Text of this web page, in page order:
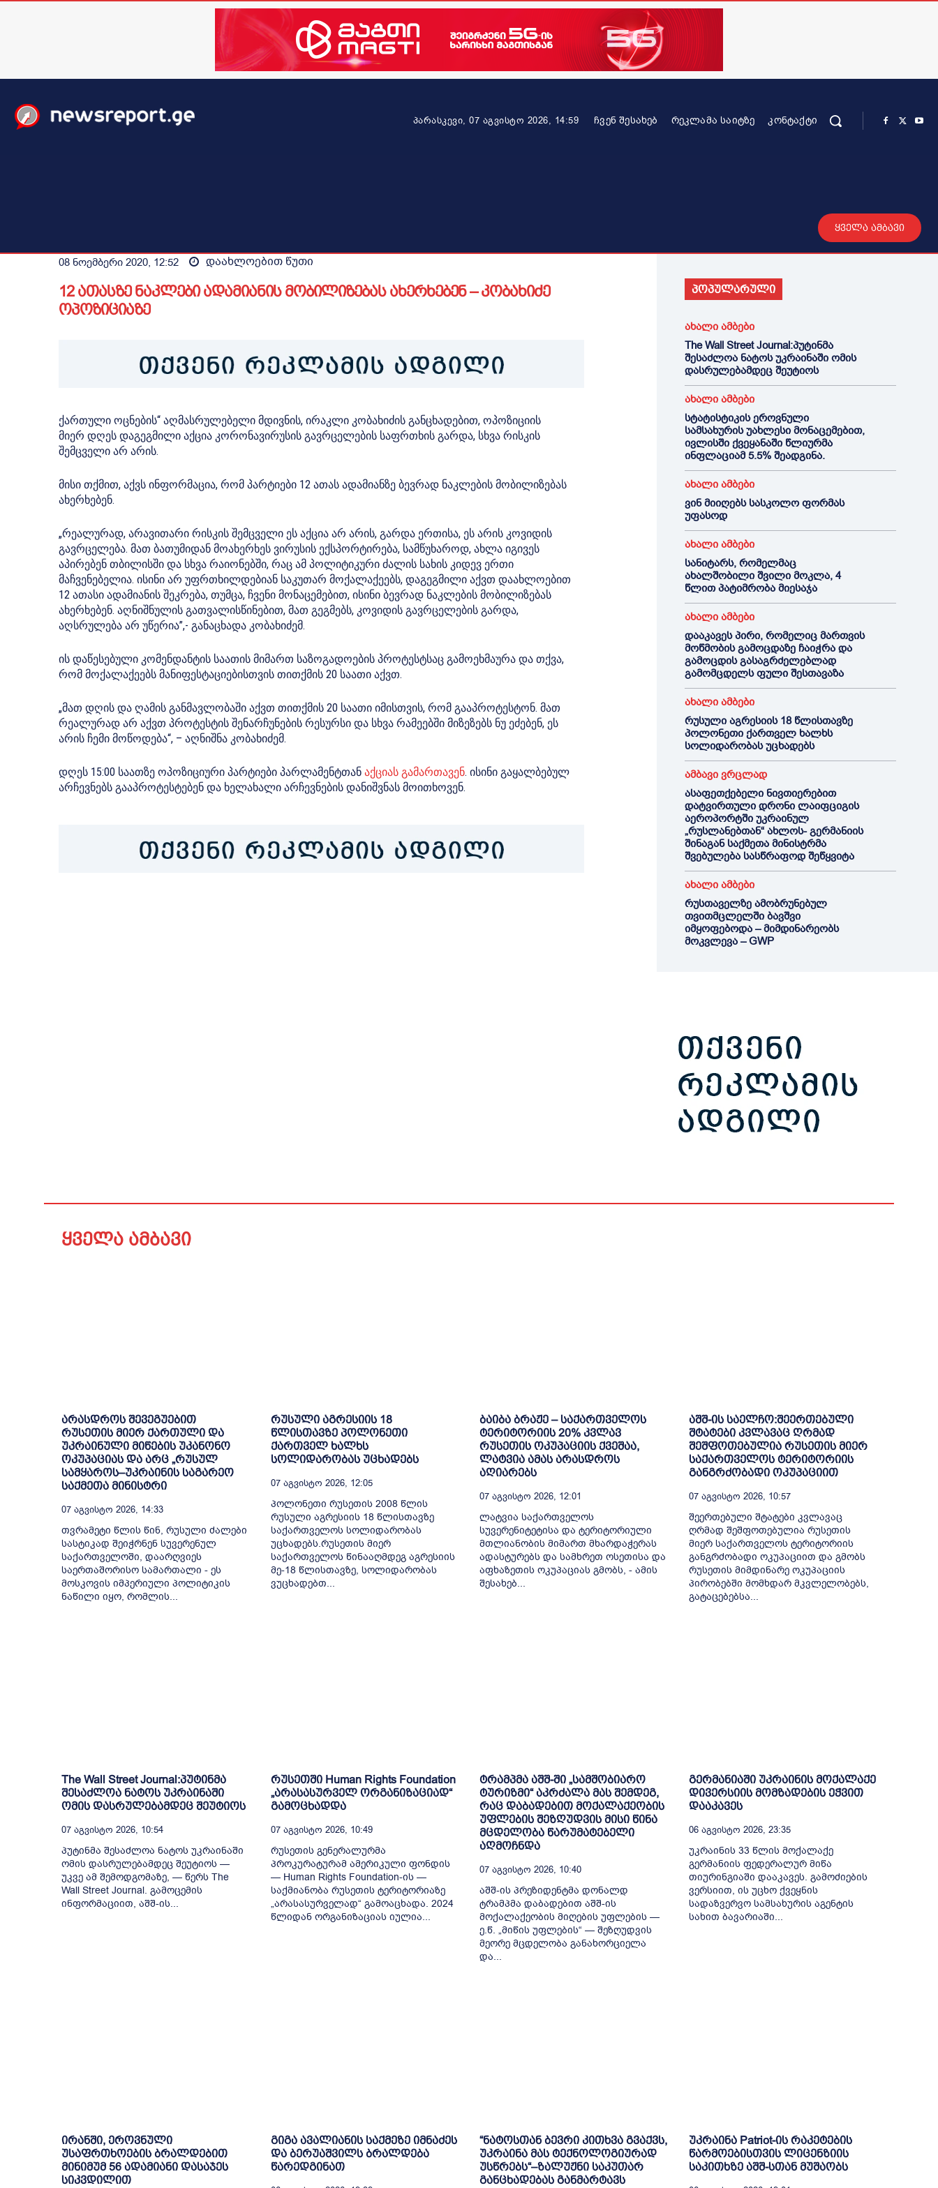
პარასკევი, 07 აგვისტო 2026, 14:59 ᲩᲕᲔᲜ ᲨᲔᲡᲐᲮᲔᲑ ᲠᲔᲙᲚᲐᲛᲐ ᲡᲐᲘᲢᲖᲔ ᲙᲝᲜᲢᲐᲥᲢᲘ
ყველა ამბავი
08 ნოემბერი 2020, 12:52 დაახლოებით წუთი
12 ათასზე ნაკლები ადამიანის მობილიზებას ახერხებენ – კობახიძე
ოპოზიციაზე
ქართული ოცნების“ აღმასრულებელი მდივნის, ირაკლი კობახიძის განცხადებით, ოპოზიციის
მიერ დღეს დაგეგმილი აქცია კორონავირუსის გავრცელების საფრთხის გარდა, სხვა რისკის
შემცველი არ არის.
მისი თქმით, აქვს ინფორმაცია, რომ პარტიები 12 ათას ადამიანზე ბევრად ნაკლების მობილიზებას
ახერხებენ.
„რეალურად, არავითარი რისკის შემცველი ეს აქცია არ არის, გარდა ერთისა, ეს არის კოვიდის
გავრცელება. მათ ბათუმიდან მოახერხეს ვირუსის ექსპორტირება, სამწუხაროდ, ახლა იგივეს
აპირებენ თბილისში და სხვა რაიონებში, რაც ამ პოლიტიკური ძალის სახის კიდევ ერთი
მაჩვენებელია. ისინი არ უფრთხილდებიან საკუთარ მოქალაქეებს, დაგეგმილი აქვთ დაახლოებით
12 ათასი ადამიანის შეკრება, თუმცა, ჩვენი მონაცემებით, ისინი ბევრად ნაკლების მობილიზებას
ახერხებენ. აღნიშნულის გათვალისწინებით, მათ გეგმებს, კოვიდის გავრცელების გარდა,
აღსრულება არ უწერია”,- განაცხადა კობახიძემ.
ის დაწესებული კომენდანტის საათის მიმართ საზოგადოების პროტესტსაც გამოეხმაურა და თქვა,
რომ მოქალაქეებს მანიფესტაციებისთვის თითქმის 20 საათი აქვთ.
„მათ დღის და ღამის განმავლობაში აქვთ თითქმის 20 საათი იმისთვის, რომ გააპროტესტონ. მათ
რეალურად არ აქვთ პროტესტის შენარჩუნების რესურსი და სხვა რამეებში მიზეზებს ნუ ეძებენ, ეს
არის ჩემი მოწოდება“, – აღნიშნა კობახიძემ.
დღეს 15:00 საათზე ოპოზიციური პარტიები პარლამენტთან აქციას გამართავენ. ისინი გაყალბებულ
არჩევნებს გააპროტესტებენ და ხელახალი არჩევნების დანიშვნას მოითხოვენ.
პოპულარული
ახალი ამბები
The Wall Street Journal:პუტინმა
შესაძლოა ნატოს უკრაინაში ომის
დასრულებამდეც შეუტიოს
ახალი ამბები
სტატისტიკის ეროვნული
სამსახურის უახლესი მონაცემებით,
ივლისში ქვეყანაში წლიურმა
ინფლაციამ 5.5% შეადგინა.
ახალი ამბები
ვინ მიიღებს სასკოლო ფორმას
უფასოდ
ახალი ამბები
სანიტარს, რომელმაც
ახალშობილი შვილი მოკლა, 4
წლით პატიმრობა მიესაჯა
ახალი ამბები
დააკავეს პირი, რომელიც მართვის
მოწმობის გამოცდაზე ჩაიჭრა და
გამოცდის გასაგრძელებლად
გამომცდელს ფული შესთავაზა
ახალი ამბები
რუსული აგრესიის 18 წლისთავზე
პოლონეთი ქართველ ხალხს
სოლიდარობას უცხადებს
ამბავი ვრცლად
ასაფეთქებელი ნივთიერებით
დატვირთული დრონი ლაიფციგის
აეროპორტში უკრაინულ
„რუსლანებთან“ ახლოს- გერმანიის
შინაგან საქმეთა მინისტრმა
შვებულება სასწრაფოდ შეწყვიტა
ახალი ამბები
რუსთაველზე ამობრუნებულ
თვითმცლელში ბავშვი
იმყოფებოდა – მიმდინარეობს
მოკვლევა – GWP
ყველა ამბავი
არასდროს შევეგუებით
რუსეთის მიერ ქართული და
უკრაინული მიწების უკანონო
ოკუპაციას და არც „რუსულ
სამყაროს–უკრაინის საგარეო
საქმეთა მინისტრი
07 Აგვისტო 2026, 14:33
თვრამეტი წლის წინ, რუსული ძალები
სასტიკად შეიჭრნენ სუვერენულ
საქართველოში, დაარღვიეს
საერთაშორისო სამართალი - ეს
მოსკოვის იმპერიული პოლიტიკის
ნაწილი იყო, რომლის...
რუსული აგრესიის 18
წლისთავზე პოლონეთი
ქართველ ხალხს
სოლიდარობას უცხადებს
07 Აგვისტო 2026, 12:05
პოლონეთი რუსეთის 2008 წლის
რუსული აგრესიის 18 წლისთავზე
საქართველოს სოლიდარობას
უცხადებს.რუსეთის მიერ
საქართველოს წინააღმდეგ აგრესიის
მე-18 წლისთავზე, სოლიდარობას
ვუცხადებთ...
ბაიბა ბრაჟე – საქართველოს
ტერიტორიის 20% კვლავ
რუსეთის ოკუპაციის ქვეშაა,
ლატვია ამას არასდროს
აღიარებს
07 Აგვისტო 2026, 12:01
ლატვია საქართველოს
სუვერენიტეტისა და ტერიტორიული
მთლიანობის მიმართ მხარდაჭერას
ადასტურებს და სამხრეთ ოსეთისა და
აფხაზეთის ოკუპაციას გმობს, - ამის
შესახებ...
აშშ-ის საელჩო:შეერთებული
შტატები კვლავაც ღრმად
შეშფოთებულია რუსეთის მიერ
საქართველოს ტერიტორიის
განგრძობადი ოკუპაციით
07 Აგვისტო 2026, 10:57
შეერთებული შტატები კვლავაც
ღრმად შეშფოთებულია რუსეთის
მიერ საქართველოს ტერიტორიის
განგრძობადი ოკუპაციით და გმობს
რუსეთის მიმდინარე ოკუპაციის
პირობებში მომხდარ მკვლელობებს,
გატაცებებსა...
The Wall Street Journal:პუტინმა
შესაძლოა ნატოს უკრაინაში
ომის დასრულებამდეც შეუტიოს
07 Აგვისტო 2026, 10:54
პუტინმა შესაძლოა ნატოს უკრაინაში
ომის დასრულებამდეც შეუტიოს —
უკვე ამ შემოდგომაზე, — წერს The
Wall Street Journal. გამოცემის
ინფორმაციით, აშშ-ის...
რუსეთში Human Rights Foundation
„არასასურველ ორგანიზაციად“
გამოცხადდა
07 Აგვისტო 2026, 10:49
რუსეთის გენერალურმა
პროკურატურამ ამერიკული ფონდის
— Human Rights Foundation-ის —
საქმიანობა რუსეთის ტერიტორიაზე
„არასასურველად“ გამოაცხადა. 2024
წლიდან ორგანიზაციას იულია...
ტრამპმა აშშ-ში „სამშობიარო
ტურიზმი“ აკრძალა მას შემდეგ,
რაც დაბადებით მოქალაქეობის
უფლების შეზღუდვის მისი წინა
მცდელობა წარუმატებელი
აღმოჩნდა
07 Აგვისტო 2026, 10:40
აშშ-ის პრეზიდენტმა დონალდ
ტრამპმა დაბადებით აშშ-ის
მოქალაქეობის მიღების უფლების —
ე.წ. „მიწის უფლების“ — შეზღუდვის
მეორე მცდელობა განახორციელა
და...
გერმანიაში უკრაინის მოქალაქე
დივერსიის მომზადების ეჭვით
დააკავეს
06 Აგვისტო 2026, 23:35
უკრაინის 33 წლის მოქალაქე
გერმანიის ფედერალურ მიწა
თიურინგიაში დააკავეს. გამოძიების
ვერსიით, ის უცხო ქვეყნის
სადაზვერვო სამსახურის აგენტის
სახით ბავარიაში...
ირანში, ეროვნული
უსაფრთხოების ბრალდებით
მინიმუმ 56 ადამიანი დასაჯეს
სიკვდილით
გიგა ავალიანის საქმეზე იმნაძეს
და ბერუაშვილს ბრალდება
წარედგინათ
“ნატოსთან ბევრი კითხვა გვაქვს,
უკრაინა მას ტექნოლოგიურად
უსწრებს“–ზალუჟნი საკუთარ
განცხადებას განმარტავს
უკრაინა Patriot-ის რაკეტების
წარმოებისთვის ლიცენზიის
საკითხზე აშშ-სთან მუშაობს